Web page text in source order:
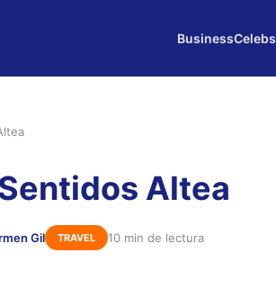
BusinessCelebs
Altea
Gil TRAVEL 10 min de lectura